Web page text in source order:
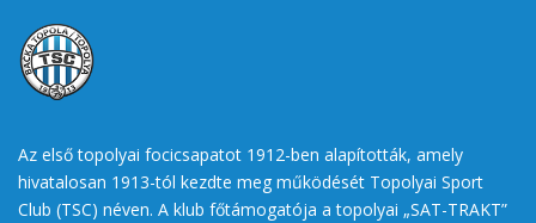
Az első topolyai focicsapatot 1912-ben alapították, amely
hivatalosan 1913-tól kezdte meg működését Topolyai Sport
Club (TSC) néven. A klub főtámogatója a topolyai „SAT-TRAKT”